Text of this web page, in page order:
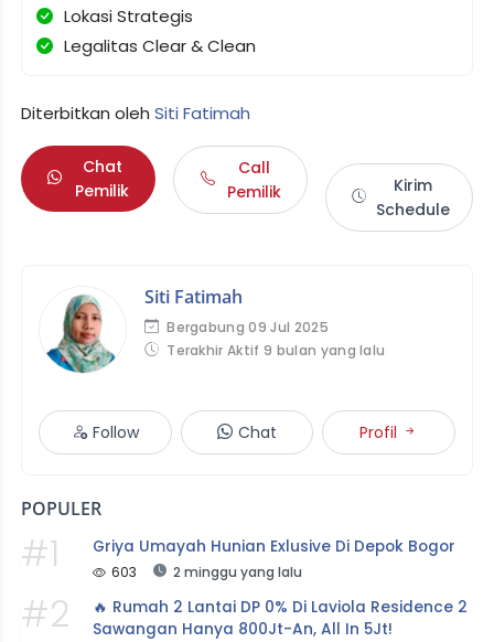
Lokasi Strategis
Legalitas Clear & Clean
Diterbitkan olehSiti Fatimah
Chat
Pemilik
Call
Pemilik
Kirim
Schedule
Siti Fatimah
Bergabung 09 Jul 2025
Terakhir Aktif 9 bulan yang lalu
Follow Chat Profil
POPULER
#1 Griya Umayah Hunian Exlusive Di Depok Bogor
603 2 minggu yang lalu
#2
🔥 Rumah 2 Lantai DP 0% Di Laviola Residence 2
Sawangan Hanya 800Jt-An, All In 5Jt!